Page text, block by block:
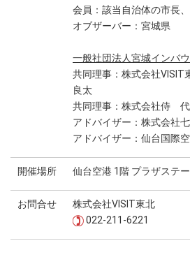
会員：該当自治体の市長
オブザーバー：宮城県
一般社団法人宮城インバウ
共同理事：株式会社
良太
共同理事：株式会社侍
アドバイザー：株式会社
アドバイザー：仙台国際
開催場所 仙台空港 1階 プラザステ
お問合せ
株式会社VISIT東北
022-211-6221